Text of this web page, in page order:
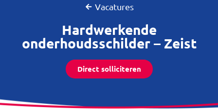
Vacatures
Hardwerkende
onderhoudsschilder – Zeist
Direct solliciteren